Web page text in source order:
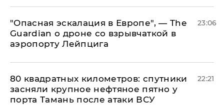
"Опасная эскалация в Европе", — The
Guardian о дроне со взрывчаткой в
аэропорту Лейпцига
23:06
80 квадратных километров: спутники
засняли крупное нефтяное пятно у
порта Тамань после атаки ВСУ
22:21